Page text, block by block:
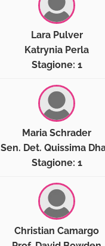
Lara Pulver
Katrynia Perla
Stagione: 1
Maria Schrader
Sen. Det. Quissima
Stagione: 1
Christian Camargo